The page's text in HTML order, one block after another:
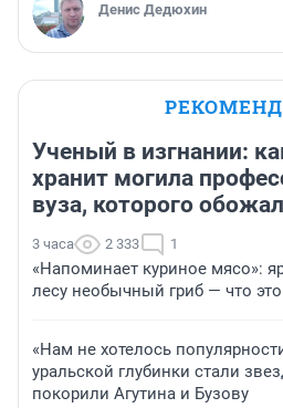
Денис Дедюхин
Ученый в изгнании:
хранит могила
вуза, которого
3 часа 2 333 1
«Напоминает куриное мясо»:
лесу необычный гриб — что это
«Нам не хотелось
уральской глубинки стали
покорили Агутина и Бузову